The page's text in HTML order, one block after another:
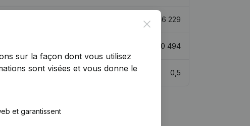
€ 446 229
310 494
0,8 0,5
Close
sur la façon dont vous utilisez
sont visées et vous donne le
et garantissent